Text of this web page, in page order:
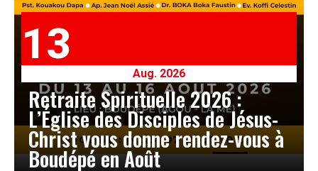
13
Aug. 2026
Retraite Spirituelle 2026 :
L’Église des Disciples de Jésus-
Christ vous donne rendez-vous à
Boudépé en Août